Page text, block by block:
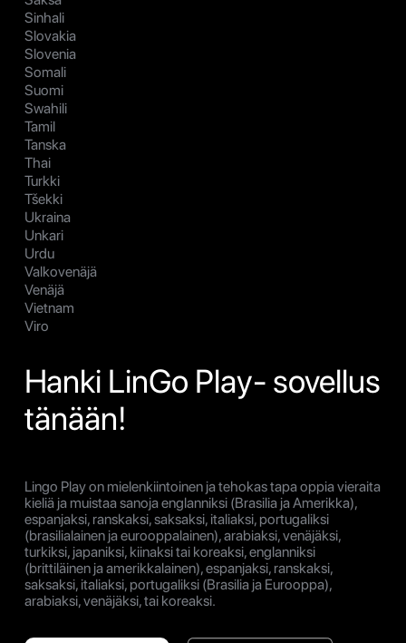
Sinhali
Slovakia
Slovenia
Somali
Suomi
Swahili
Tamil
Tanska
Thai
Turkki
Tšekki
Ukraina
Unkari
Urdu
Valkovenäjä
Venäjä
Vietnam
Viro
Hanki LinGo Play- sovellus
tänään!
Lingo Play on mielenkiintoinen ja tehokas tapa oppia vieraita
kieliä ja muistaa sanoja englanniksi (Brasilia ja Amerikka),
espanjaksi, ranskaksi, saksaksi, italiaksi, portugaliksi
(brasilialainen ja eurooppalainen), arabiaksi, venäjäksi,
turkiksi, japaniksi, kiinaksi tai koreaksi, englanniksi
(brittiläinen ja amerikkalainen), espanjaksi, ranskaksi,
saksaksi, italiaksi, portugaliksi (Brasilia ja Eurooppa),
arabiaksi, venäjäksi, tai koreaksi.